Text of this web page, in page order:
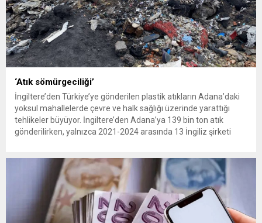
‘Atık sömürgeciliği’
İngiltere’den Türkiye’ye gönderilen plastik atıkların Adana’daki
yoksul mahallelerde çevre ve halk sağlığı üzerinde yarattığı
tehlikeler büyüyor. İngiltere’den Adana’ya 139 bin ton atık
gönderilirken, yalnızca 2021-2024 arasında 13 İngiliz şirketi
edilirken çiftçiler hava, su...